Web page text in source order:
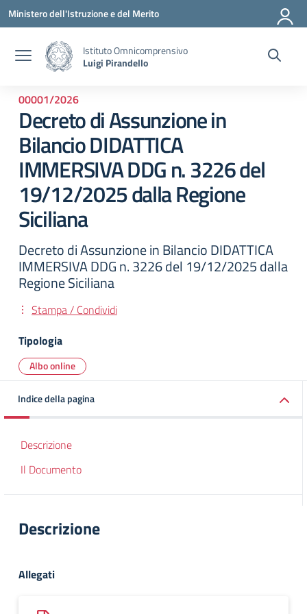
Vai ai contenuti
Vai al menu di navigazione
Vai al footer
Ministero dell'Istruzione e del Merito
Istituto Omnicomprensivo
Luigi Pirandello
00001/2026
Decreto di Assunzione in
Bilancio DIDATTICA
IMMERSIVA DDG n. 3226 del
19/12/2025 dalla Regione
Siciliana
Decreto di Assunzione in Bilancio DIDATTICA
IMMERSIVA DDG n. 3226 del 19/12/2025 dalla
Regione Siciliana
Stampa / Condividi
Tipologia
Albo online
Indice della pagina
Descrizione
Il Documento
Descrizione
Allegati